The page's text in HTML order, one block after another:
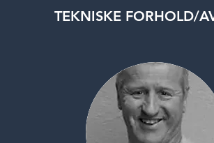
TEKNISKE FORHOLD/